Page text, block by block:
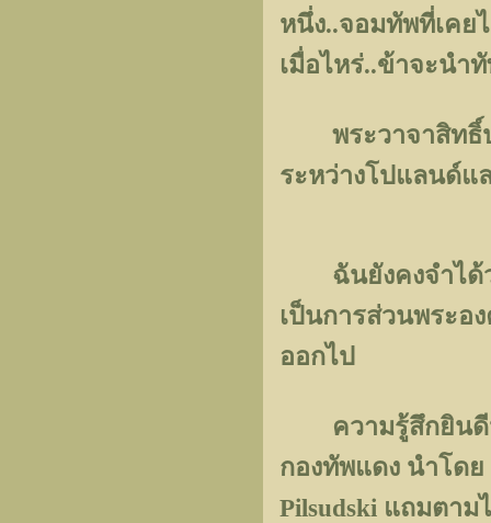
หนึ่ง..จอมทัพที่เคย
เมื่อไหร่..ข้าจะนำ
พระวาจาสิทธิ์ป
ระหว่างโปแลนด์แ
ฉันยังคงจำได้ว่
เป็นการส่วนพระอ
ออกไป
ความรู้สึกยินดีนี้
กองทัพแดง นำโด
Pilsudski แถมตา